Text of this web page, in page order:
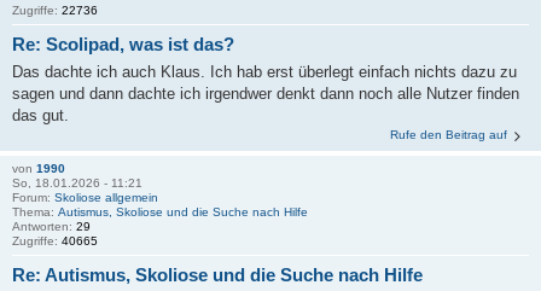
Zugriffe: 22736
Re: Scolipad, was ist das?
Das dachte ich auch Klaus. Ich hab erst überlegt einfach nichts dazu zu
sagen und dann dachte ich irgendwer denkt dann noch alle Nutzer finden
das gut.
Rufe den Beitrag auf
von 1990
So, 18.01.2026 - 11:21
Forum: Skoliose allgemein
Thema: Autismus, Skoliose und die Suche nach Hilfe
Antworten: 29
Zugriffe: 40665
Re: Autismus, Skoliose und die Suche nach Hilfe